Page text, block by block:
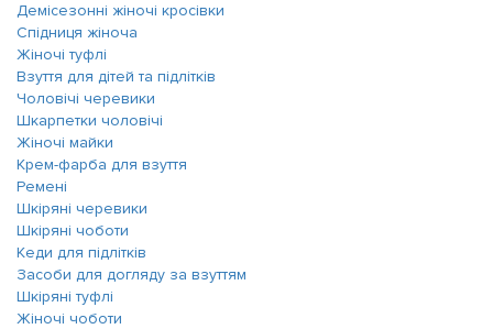
Демісезонні жіночі кросівки
Спідниця жіноча
Жіночі туфлі
Взуття для дітей та підлітків
Чоловічі черевики
Шкарпетки чоловічі
Жіночі майки
Крем-фарба для взуття
Ремені
Шкіряні черевики
Шкіряні чоботи
Кеди для підлітків
Засоби для догляду за взуттям
Шкіряні туфлі
Жіночі чоботи